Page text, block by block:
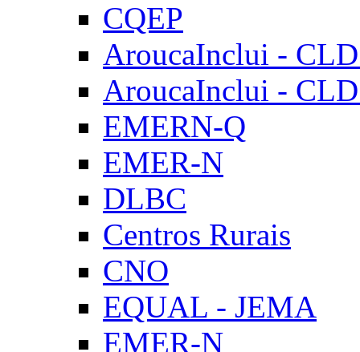
CQEP
AroucaInclui -
AroucaInclui -
EMERN-Q
EMER-N
DLBC
Centros Rurais
CNO
EQUAL - JEMA
EMER-N